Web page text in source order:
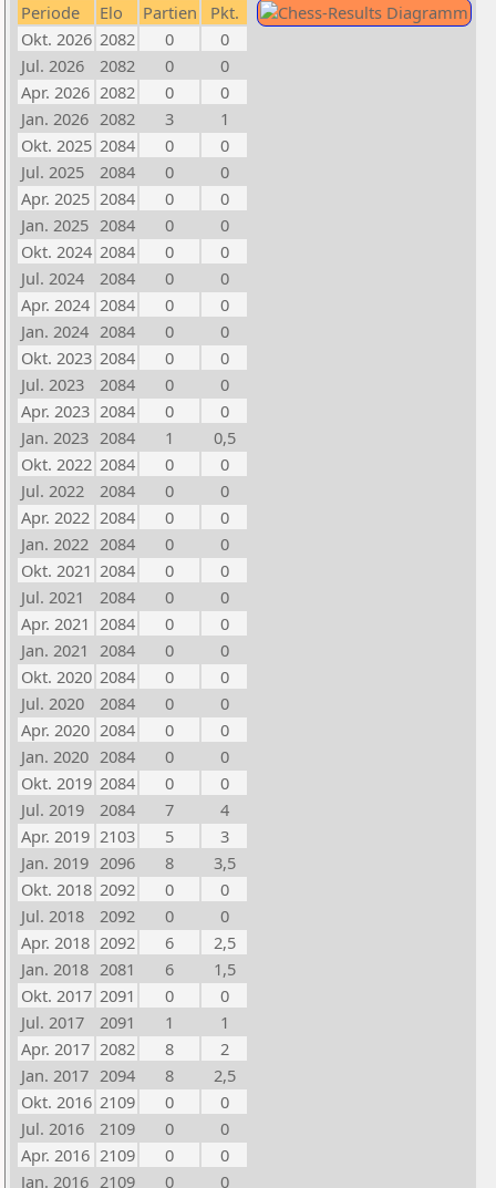
Periode Elo Partien
Pkt.
Okt. 2026 2082 0
0
Jul. 2026
2082 0
0
Apr. 2026 2082 0
0
Jan. 2026 2082 3
1
Okt. 2025 2084 0
0
Jul. 2025
2084 0
0
Apr. 2025 2084 0
0
Jan. 2025 2084 0
0
Okt. 2024 2084 0
0
Jul. 2024
2084 0
0
Apr. 2024 2084 0
0
Jan. 2024 2084 0
0
Okt. 2023 2084 0
0
Jul. 2023
2084 0
0
Apr. 2023 2084 0
0
Jan. 2023 2084 1
0,5
Okt. 2022 2084 0
0
Jul. 2022
2084 0
0
Apr. 2022 2084 0
0
Jan. 2022 2084 0
0
Okt. 2021 2084 0
0
Jul. 2021
2084 0
0
Apr. 2021 2084 0
0
Jan. 2021 2084 0
0
Okt. 2020 2084 0
0
Jul. 2020
2084 0
0
Apr. 2020 2084 0
0
Jan. 2020 2084 0
0
Okt. 2019 2084 0
0
Jul. 2019
2084 7
4
Apr. 2019 2103 5
3
Jan. 2019 2096 8
3,5
Okt. 2018 2092 0
0
Jul. 2018
2092 0
0
Apr. 2018 2092 6
2,5
Jan. 2018 2081 6
1,5
Okt. 2017 2091 0
0
Jul. 2017
2091 1
1
Apr. 2017 2082 8
2
Jan. 2017 2094 8
2,5
Okt. 2016 2109 0
0
Jul. 2016
2109 0
0
Apr. 2016 2109 0
0
Jan. 2016 2109 0
0